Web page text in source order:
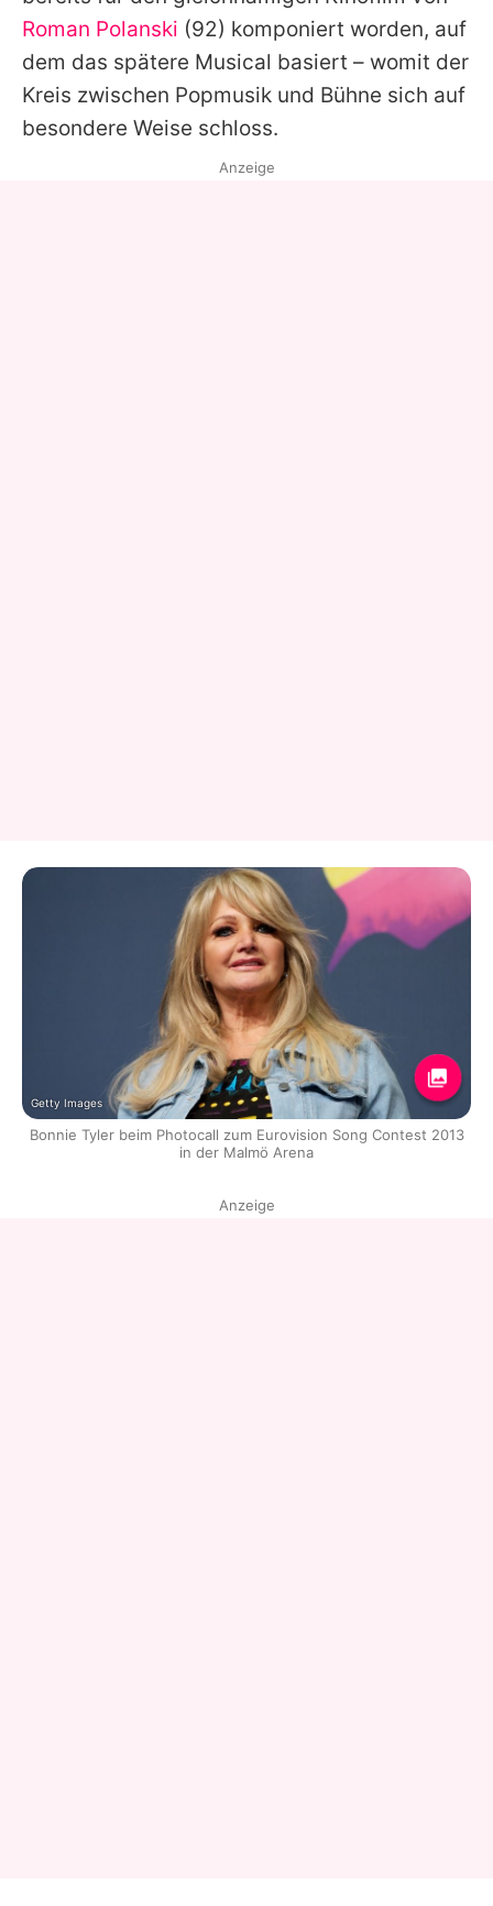
Roman Polanski (92) komponiert worden, auf
dem das spätere Musical basiert – womit der
Kreis zwischen Popmusik und Bühne sich auf
besondere Weise schloss.
Anzeige
Getty Images
Bonnie Tyler beim Photocall zum Eurovision Song Contest 2013
in der Malmö Arena
Anzeige